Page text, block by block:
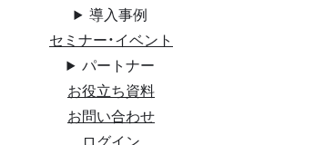
導入事例
セミナー・イベント
パートナー
お役立ち資料
お問い合わせ
ログイン